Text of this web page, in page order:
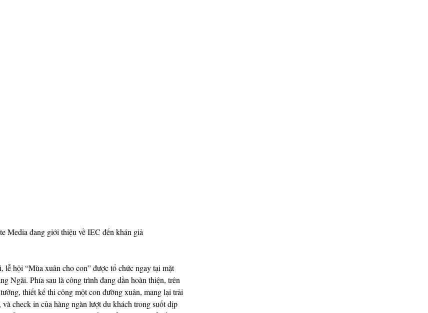
Media đang giới thiệu về IEC đến khán giả
hội “Mùa xuân cho con” được tổ chức ngay tại mặt
Ngãi. Phía sau là công trình đang dần hoàn thiện, trên
thiết kế thi công một con đường xuân, mang lại trải
check in của hàng ngàn lượt du khách trong suốt dịp